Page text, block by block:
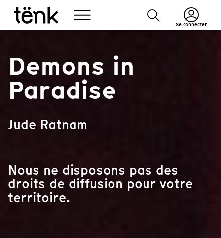
Se connecter
Demons in
Paradise
Jude Ratnam
Nous ne disposons pas des
droits de diffusion pour votre
territoire.